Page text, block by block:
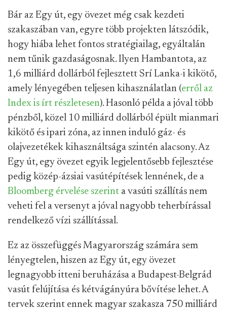
Bár az Egy út, egy övezet még csak kezdeti
szakaszában van, egyre több projekten látszódik,
hogy hiába lehet fontos stratégiailag, egyáltalán
nem tűnik gazdaságosnak. Ilyen Hambantota, az
1,6 milliárd dollárból fejlesztett Srí Lanka-i kikötő,
amely lényegében teljesen kihasználatlan (erről az
Index is írt részletesen). Hasonló példa a jóval több
pénzből, közel 10 milliárd dollárból épült mianmari
kikötő és ipari zóna, az innen induló gáz- és
olajvezetékek kihasználtsága szintén alacsony. Az
Egy út, egy övezet egyik legjelentősebb fejlesztése
pedig közép-ázsiai vasútépítések lennének, de a
Bloomberg érvelése szerint a vasúti szállítás nem
veheti fel a versenyt a jóval nagyobb teherbírással
rendelkező vízi szállítással.
Ez az összefüggés Magyarország számára sem
lényegtelen, hiszen az Egy út, egy övezet
legnagyobb itteni beruházása a Budapest-Belgrád
vasút felújítása és kétvágányúra bővítése lehet. A
tervek szerint ennek magyar szakasza 750 milliárd